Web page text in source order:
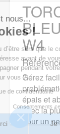
Salut c'est
les
On a attendu
site vous intéresse
vous accompagner
C’est OK pour
Lire la politique de
Non merci
W4
Gérez
épais et
avec la
pour un